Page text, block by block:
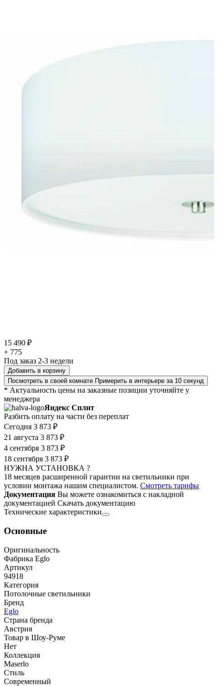
15 490 ₽
+ 775
Под заказ 2-3 недели
Добавить в корзину
Посмотреть в своей комнате Примерить в интерьере за 10 секунд
* Актуальность цены на заказные позиции уточняйте у
менеджера
Яндекс Сплит
Разбить оплату на части без переплат
Сегодня 3 873 ₽
21 августа 3 873 ₽
4 сентября 3 873 ₽
18 сентября 3 873 ₽
НУЖНА УСТАНОВКА ?
18 месяцев расширенной гарантии на светильники при
условии монтажа нашим специалистом. Смотреть тарифы
Документация Вы можете ознакомиться с накладной
документацией Скачать документацию
Технические характеристики
Основные
Оригинальность
Фабрика Eglo
Артикул
94918
Категория
Потолочные светильники
Бренд
Eglo
Страна бренда
Австрия
Товар в Шоу-Руме
Нет
Коллекция
Maserlo
Стиль
Современный